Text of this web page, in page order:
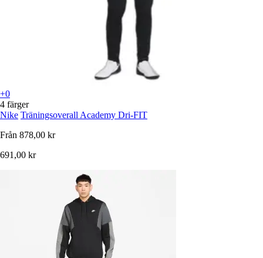
+0
4 färger
Nike Träningsoverall Academy Dri-FIT
Från 878,00 kr
691,00 kr